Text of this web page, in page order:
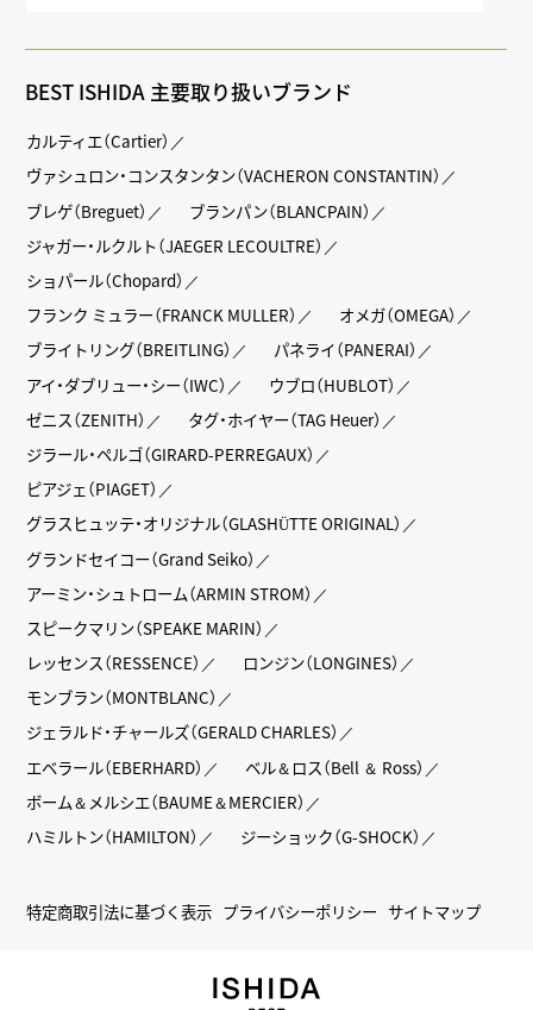
BEST ISHIDA 主要取り扱いブランド
カルティエ（Cartier）
ヴァシュロン・コンスタンタン（VACHERON CONSTANTIN）
ブレゲ（Breguet）
ブランパン（BLANCPAIN）
ジャガー・ルクルト（JAEGER LECOULTRE）
ショパール（Chopard）
フランク ミュラー（FRANCK MULLER）
オメガ（OMEGA）
ブライトリング（BREITLING）
パネライ（PANERAI）
アイ・ダブリュー・シー（IWC）
ウブロ（HUBLOT）
ゼニス（ZENITH）
タグ・ホイヤー（TAG Heuer）
ジラール・ペルゴ（GIRARD-PERREGAUX）
ピアジェ（PIAGET）
グラスヒュッテ・オリジナル（GLASHÜTTE ORIGINAL）
グランドセイコー（Grand Seiko）
アーミン・シュトローム（ARMIN STROM）
スピークマリン（SPEAKE MARIN）
レッセンス（RESSENCE）
ロンジン（LONGINES）
モンブラン（MONTBLANC）
ジェラルド・チャールズ（GERALD CHARLES）
エベラール（EBERHARD）
ベル＆ロス（Bell ＆ Ross）
ボーム＆メルシエ（BAUME＆MERCIER）
ハミルトン（HAMILTON）
ジーショック（G-SHOCK）
特定商取引法に基づく表示 プライバシーポリシー サイトマップ